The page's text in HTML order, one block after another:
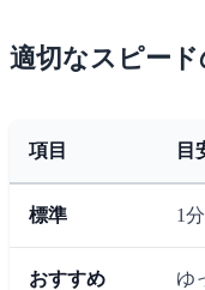
適切なスピー
項目 目
標準 1
おすすめ ゆ